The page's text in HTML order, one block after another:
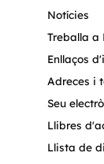
Notícies
Treballa a
Enllaços
Adreces i
Seu
Llibres
Llista de